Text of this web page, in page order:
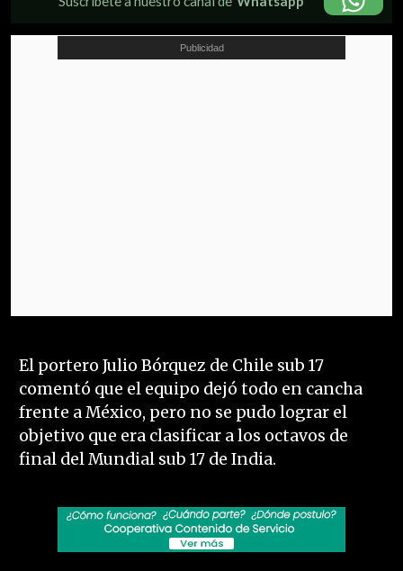
El portero Julio Bórquez de Chile sub 17
comentó que el equipo dejó todo en cancha
frente a México, pero no se pudo lograr el
objetivo que era clasificar a los octavos de
final del Mundial sub 17 de India.